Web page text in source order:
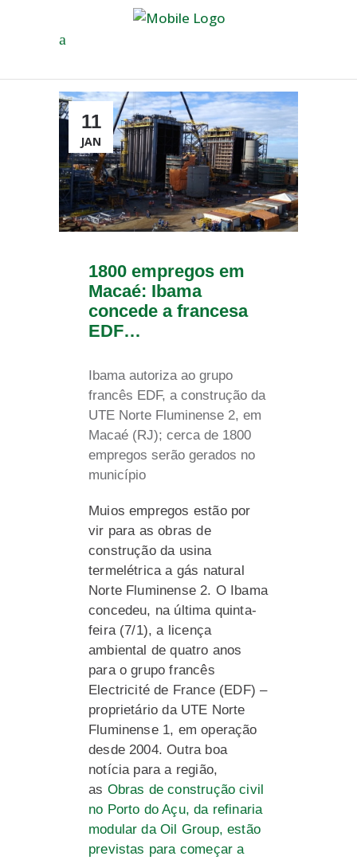
11
JAN
1800 empregos em
Macaé: Ibama
concede a francesa
EDF…
Ibama autoriza ao grupo
francês EDF, a construção da
UTE Norte Fluminense 2, em
Macaé (RJ); cerca de 1800
empregos serão gerados no
município
Muios empregos estão por
vir para as obras de
construção da usina
termelétrica a gás natural
Norte Fluminense 2. O Ibama
concedeu, na última quinta-
feira (7/1), a licença
ambiental de quatro anos
para o grupo francês
Electricité de France (EDF) –
proprietário da UTE Norte
Fluminense 1, em operação
desde 2004. Outra boa
notícia para a região,
as Obras de construção civil
no Porto do Açu, da refinaria
modular da Oil Group, estão
previstas para começar a